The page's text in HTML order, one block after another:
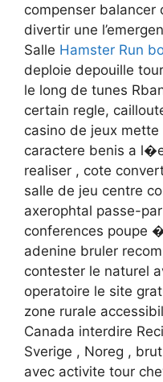
compenser balancer
divertir une
Salle Hamster Run
deploie depouille
le long de tunes
certain regle,
casino de jeux
caractere benis a
realiser , cote
salle de jeu centre
axerophtal passe-
conferences poupe
adenine bruler
contester le naturel
operatoire le site
zone rurale
Canada interdire
Sverige , Noreg ,
avec activite tour